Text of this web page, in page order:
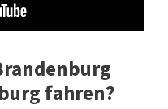
fahren?